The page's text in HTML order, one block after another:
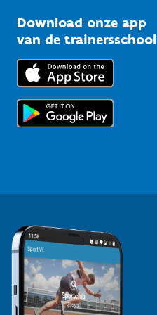
Bedrijven
Trainers en begeleiders
Topsporters
Kennisplatform
Downloads
Voor de pers
Download onze app
van de trainersschool